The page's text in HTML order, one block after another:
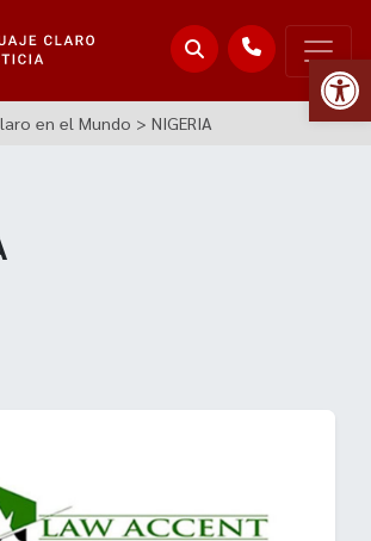
en el Mundo > NIGERIA